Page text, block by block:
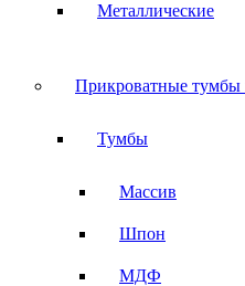
Металлические
Прикроватные
Тумбы
Массив
Шпон
МДФ